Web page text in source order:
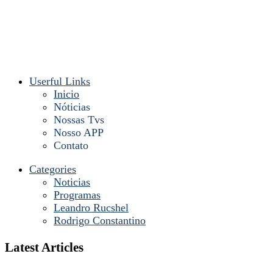
Userful Links
Inicio
Nóticias
Nossas Tvs
Nosso APP
Contato
Categories
Noticias
Programas
Leandro Rucshel
Rodrigo Constantino
Latest Articles